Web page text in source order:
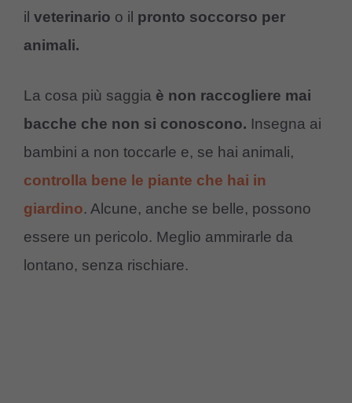
il veterinario o il pronto soccorso per
animali.
La cosa più saggia è non raccogliere mai
bacche che non si conoscono. Insegna ai
bambini a non toccarle e, se hai animali,
controlla bene le piante che hai in
giardino. Alcune, anche se belle, possono
essere un pericolo. Meglio ammirarle da
lontano, senza rischiare.